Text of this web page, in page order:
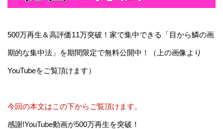
500万再生＆高評価11万突破！家で集中できる「目から鱗の画
期的な集中法」を期間限定で無料公開中！（上の画像より
YouTubeをご覧頂けます）
今回の本文はこの下からご覧頂けます。
感謝!YouTube動画が500万再生を突破！